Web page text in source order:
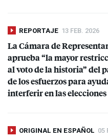
REPORTAJE 13 FEB. 2026
La Cámara de
aprueba “la mayor
al voto de la historia” del
de los esfuerzos para
interferir en las elecciones
ORIGINAL EN ESPAÑOL 05